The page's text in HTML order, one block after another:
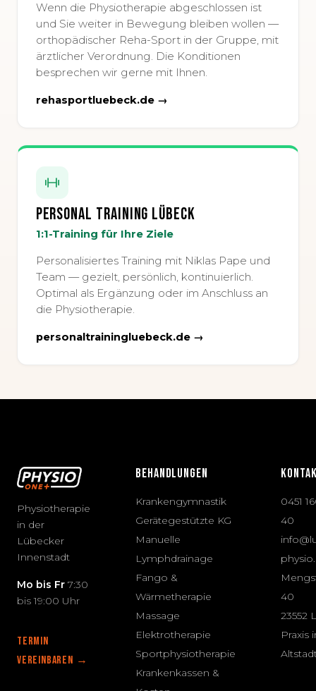
Wenn die Physiotherapie abgeschlossen ist
und Sie weiter in Bewegung bleiben wollen —
orthopädischer Reha-Sport in der Gruppe, mit
ärztlicher Verordnung. Die Konditionen
besprechen wir gerne mit Ihnen.
rehasportluebeck.de →
Personal Training Lübeck
1:1-Training für Ihre Ziele
Personalisiertes Training mit Niklas Pape und
Team — gezielt, persönlich, kontinuierlich.
Optimal als Ergänzung oder im Anschluss an
die Physiotherapie.
personaltrainingluebeck.de →
Physiotherapie
in der
Lübecker
Innenstadt
Mo bis Fr 7:30
bis 19:00 Uhr
TERMIN
VEREINBAREN →
BEHANDLUNGEN
Krankengymnastik
Gerätegestützte KG
Manuelle
Lymphdrainage
Fango &
Wärmetherapie
Massage
Elektrotherapie
Sportphysiotherapie
Krankenkassen &
0451
40
40
23552
Praxis